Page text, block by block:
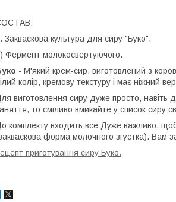
Закваскова культура для сиру "Буко".
Фермент молокосвертуючого.
- М'який крем-сир, виготовлений з
колір, кремову текстуру і має ніжний
виготовлення сиру дуже просто, навіть
то сміливо вмикайте у список сиру
комплекту входить все Дуже важливо,
форма молочного згустка). Вам
приготування сиру Буко.